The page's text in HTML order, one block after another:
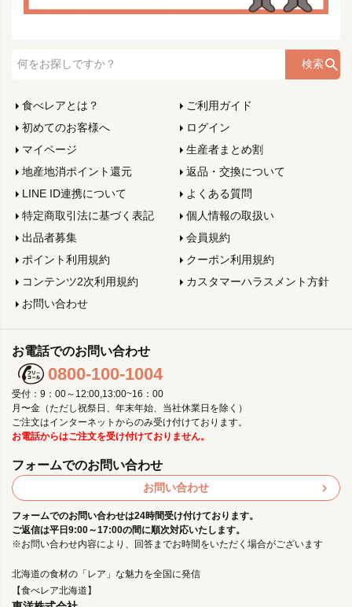
検索
食べレアとは？
ご利用ガイド
初めてのお客様へ
ログイン
マイページ
生産者まとめ割
地産地消ポイント還元
返品・交換について
LINE ID連携について
よくある質問
特定商取引法に基づく表記
個人情報の取扱い
出品者募集
会員規約
ポイント利用規約
クーポン利用規約
コンテンツ2次利用規約
カスタマーハラスメント方針
お問い合わせ
北海道の食材の「レア」な魅力を全国に発信
【食べレア北海道】
お電話でのお問い合わせ
0800-100-1004
受付：9：00～12:00,13:00~16：00
月〜金（ただし祝祭日、年末年始、当社休業日を除く）
ご注文はインターネットからのみ受け付けております。
お電話からはご注文を受け付けておりません。
フォームでのお問い合わせ
お問い合わせ
フォームでのお問い合わせは24時間受け付けております。
ご返信は平日9:00～17:00の間に順次対応いたします。
※お問い合わせ内容により、回答までお時間をいただく場合がございます